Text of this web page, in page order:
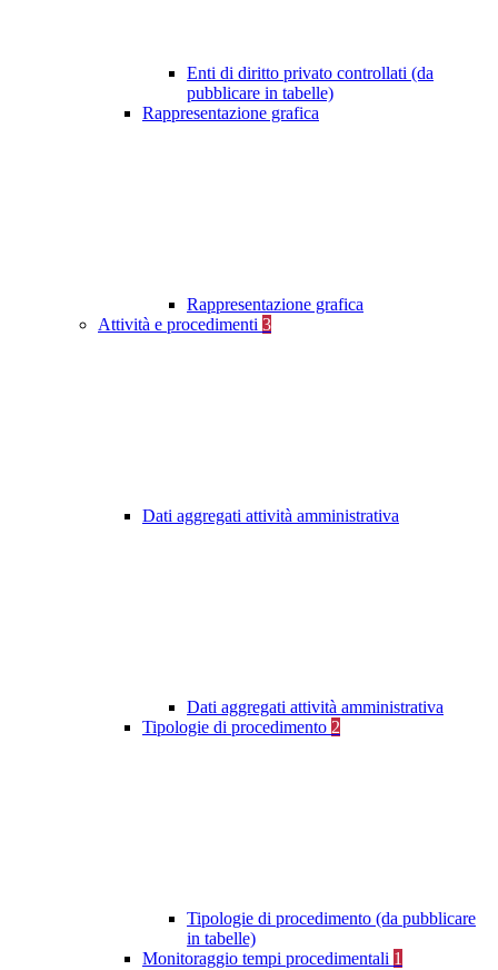
Enti di diritto privato controllati (da
pubblicare in tabelle)
Rappresentazione grafica
Rappresentazione grafica
Attività e procedimenti 3
Dati aggregati attività amministrativa
Dati aggregati attività amministrativa
Tipologie di procedimento 2
Tipologie di procedimento (da pubblicare
in tabelle)
Monitoraggio tempi procedimentali 1